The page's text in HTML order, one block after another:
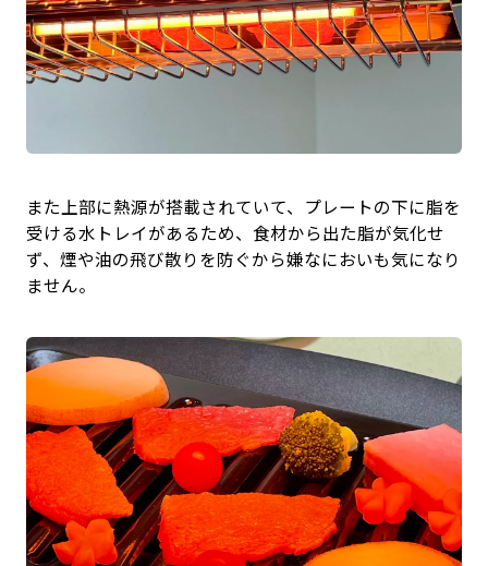
また上部に熱源が搭載されていて、プレートの下に脂を
受ける水トレイがあるため、食材から出た脂が気化せ
ず、煙や油の飛び散りを防ぐから嫌なにおいも気になり
ません。